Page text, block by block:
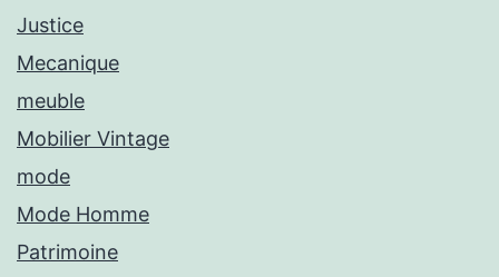
Justice
Mecanique
meuble
Mobilier Vintage
mode
Mode Homme
Patrimoine